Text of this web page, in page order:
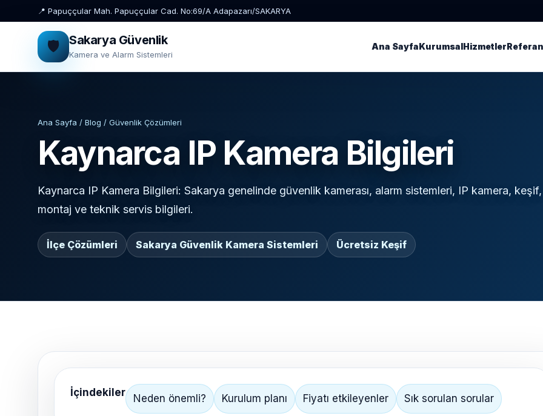
📍 Papuççular Mah. Papuççular Cad. No:69/A Adapazarı/SAKARYA
🛡️ Sakarya Güvenlik
Kamera ve Alarm Sistemleri
Ana SayfaKurumsalHizmetler
Ana Sayfa / Blog / Güvenlik Çözümleri
Kaynarca IP Kamera Bilgileri
Kaynarca IP Kamera Bilgileri: Sakarya genelinde güvenlik kamerası, alarm sistemleri, IP kamera, keşif,
montaj ve teknik servis bilgileri.
İlçe Çözümleri Sakarya Güvenlik Kamera Sistemleri Ücretsiz Keşif
İçindekiler Neden önemli? Kurulum planı Fiyatı etkileyenler Sık sorulan sorular